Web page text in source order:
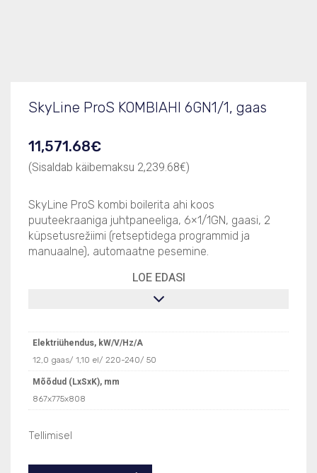
SkyLine ProS KOMBIAHI 6GN1/1, gaas
11,571.68€
(Sisaldab käibemaksu 2,239.68€)
SkyLine ProS kombi boilerita ahi koos
puuteekraaniga juhtpaneeliga, 6×1/1GN, gaasi, 2
küpsetusrežiimi (retseptidega programmid ja
manuaalne), automaatne pesemine.
LOE EDASI
Elektriühendus, kW/V/Hz/A
12,0 gaas/ 1,10 el/ 220-240/ 50
Mõõdud (LxSxK), mm
867x775x808
Tellimisel